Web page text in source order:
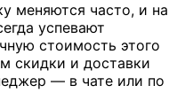
меняются часто, и на
успевают
стоимость этого
скидки и доставки
— в чате или по